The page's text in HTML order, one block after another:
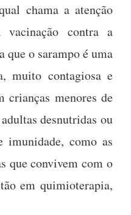
chama a atenção
contra a
que o sarampo é uma
muito contagiosa e
crianças menores de
desnutridas ou
imunidade, como as
que convivem com o
em quimioterapia,